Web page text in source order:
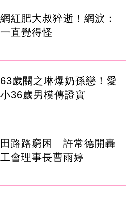
網紅肥大叔猝逝！網淚：
一直覺得怪
63歲關之琳爆奶孫戀！愛
小36歲男模傳證實
田路路窮困 許常德開轟
工會理事長曹雨婷